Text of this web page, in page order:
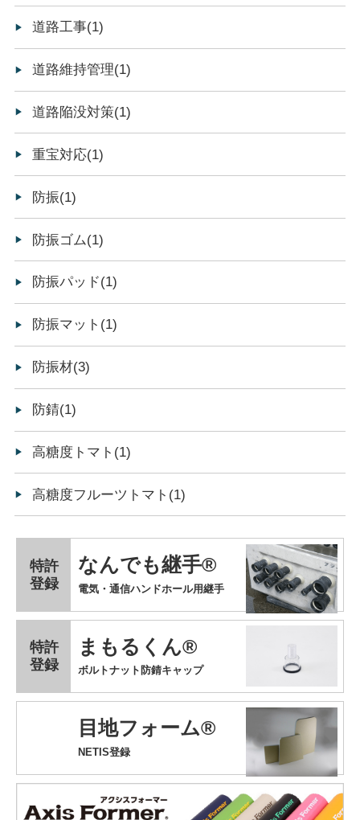
道路工事(1)
道路維持管理(1)
道路陥没対策(1)
重宝対応(1)
防振(1)
防振ゴム(1)
防振パッド(1)
防振マット(1)
防振材(3)
防錆(1)
高糖度トマト(1)
高糖度フルーツトマト(1)
なんでも継手®
特許
登録
電気・通信ハンドホール用継手
まもるくん®
特許
登録
ボルトナット防錆キャップ
目地フォーム®
NETIS登録